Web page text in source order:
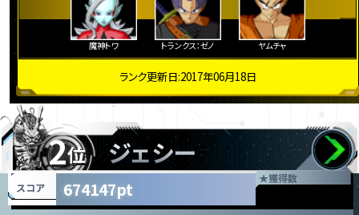
魔神トワ トランクス：ゼノ ヤムチャ
ランク更新日:2017年06月18日
2位 ジェシー
★獲得数
スコア 674147pt